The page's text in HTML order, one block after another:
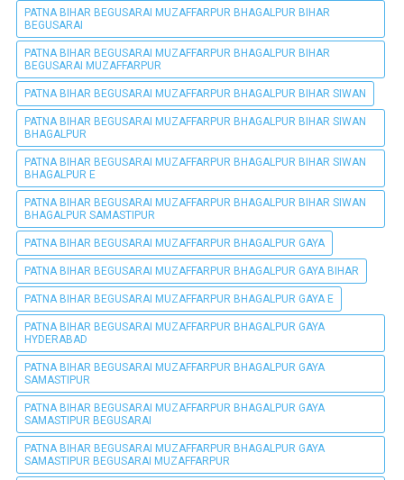
PATNA BIHAR BEGUSARAI MUZAFFARPUR BHAGALPUR BIHAR
BEGUSARAI
PATNA BIHAR BEGUSARAI MUZAFFARPUR BHAGALPUR BIHAR
BEGUSARAI MUZAFFARPUR
PATNA BIHAR BEGUSARAI MUZAFFARPUR BHAGALPUR BIHAR SIWAN
PATNA BIHAR BEGUSARAI MUZAFFARPUR BHAGALPUR BIHAR SIWAN
BHAGALPUR
PATNA BIHAR BEGUSARAI MUZAFFARPUR BHAGALPUR BIHAR SIWAN
BHAGALPUR E
PATNA BIHAR BEGUSARAI MUZAFFARPUR BHAGALPUR BIHAR SIWAN
BHAGALPUR SAMASTIPUR
PATNA BIHAR BEGUSARAI MUZAFFARPUR BHAGALPUR GAYA
PATNA BIHAR BEGUSARAI MUZAFFARPUR BHAGALPUR GAYA BIHAR
PATNA BIHAR BEGUSARAI MUZAFFARPUR BHAGALPUR GAYA E
PATNA BIHAR BEGUSARAI MUZAFFARPUR BHAGALPUR GAYA
HYDERABAD
PATNA BIHAR BEGUSARAI MUZAFFARPUR BHAGALPUR GAYA
SAMASTIPUR
PATNA BIHAR BEGUSARAI MUZAFFARPUR BHAGALPUR GAYA
SAMASTIPUR BEGUSARAI
PATNA BIHAR BEGUSARAI MUZAFFARPUR BHAGALPUR GAYA
SAMASTIPUR BEGUSARAI MUZAFFARPUR